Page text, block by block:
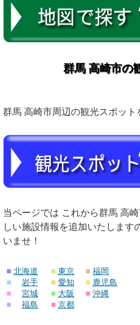
群馬 高崎市の
群馬 高崎市周辺の観光スポット
当ページでは これから群馬 高
しい施設情報を追加いたします
いませ！
■ 北海道
■
岩手
■
宮城
■
福島
■ 東京
■ 愛知
■ 大阪
■ 京都
■ 福岡
■ 鹿児島
■ 沖縄